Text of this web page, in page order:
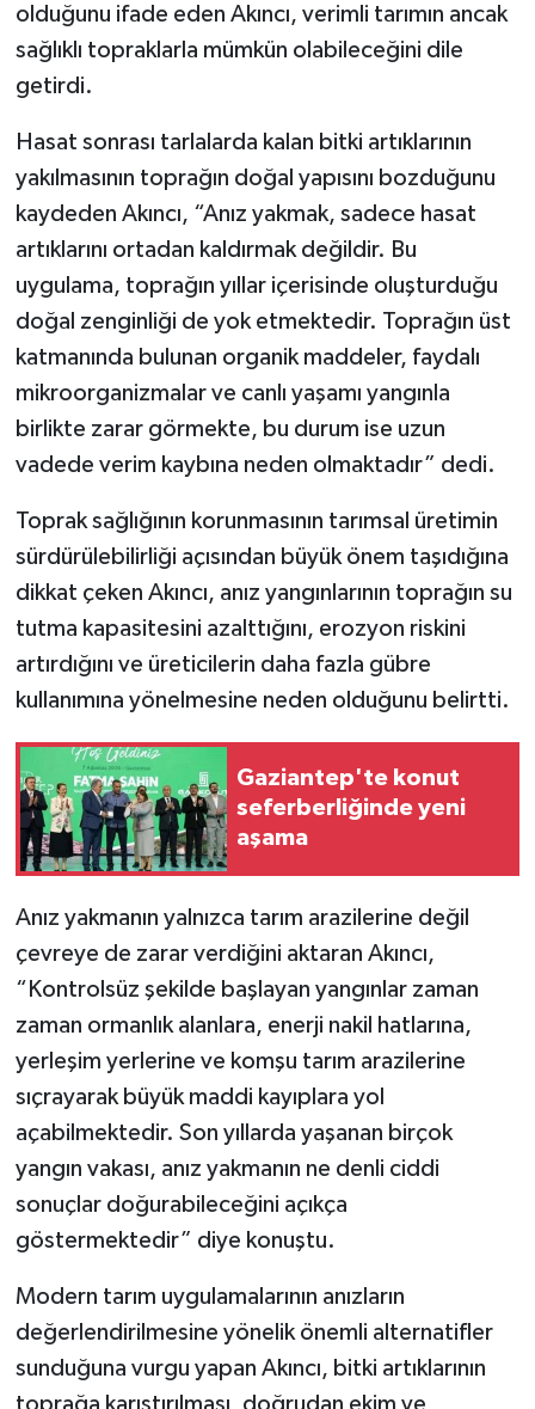
olduğunu ifade eden Akıncı, verimli tarımın ancak
sağlıklı topraklarla mümkün olabileceğini dile
getirdi.
Hasat sonrası tarlalarda kalan bitki artıklarının
yakılmasının toprağın doğal yapısını bozduğunu
kaydeden Akıncı, “Anız yakmak, sadece hasat
artıklarını ortadan kaldırmak değildir. Bu
uygulama, toprağın yıllar içerisinde oluşturduğu
doğal zenginliği de yok etmektedir. Toprağın üst
katmanında bulunan organik maddeler, faydalı
mikroorganizmalar ve canlı yaşamı yangınla
birlikte zarar görmekte, bu durum ise uzun
vadede verim kaybına neden olmaktadır” dedi.
Toprak sağlığının korunmasının tarımsal üretimin
sürdürülebilirliği açısından büyük önem taşıdığına
dikkat çeken Akıncı, anız yangınlarının toprağın su
tutma kapasitesini azalttığını, erozyon riskini
artırdığını ve üreticilerin daha fazla gübre
kullanımına yönelmesine neden olduğunu belirtti.
Gaziantep'te konut
seferberliğinde yeni
aşama
Anız yakmanın yalnızca tarım arazilerine değil
çevreye de zarar verdiğini aktaran Akıncı,
“Kontrolsüz şekilde başlayan yangınlar zaman
zaman ormanlık alanlara, enerji nakil hatlarına,
yerleşim yerlerine ve komşu tarım arazilerine
sıçrayarak büyük maddi kayıplara yol
açabilmektedir. Son yıllarda yaşanan birçok
yangın vakası, anız yakmanın ne denli ciddi
sonuçlar doğurabileceğini açıkça
göstermektedir” diye konuştu.
Modern tarım uygulamalarının anızların
değerlendirilmesine yönelik önemli alternatifler
sunduğuna vurgu yapan Akıncı, bitki artıklarının
toprağa karıştırılması, doğrudan ekim ve